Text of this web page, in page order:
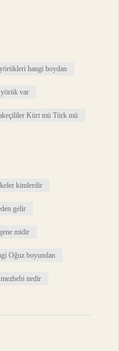
hangi boydan
var
Kürt mü Türk mü
kimlerdir
gelir
midir
Oğuz boyundan
nedir